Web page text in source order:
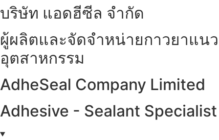
บริษัท แอดฮีซีล จำกัด
ผู้ผลิตและจัดจำหน่ายกาวยาแนว
อุตสาหกรรม
AdheSeal Company Limited
Adhesive - Sealant Specialist